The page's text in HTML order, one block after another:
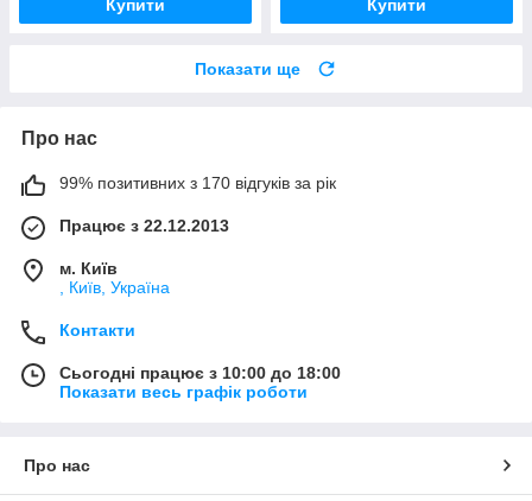
Купити Купити
Показати ще
Про нас
99% позитивних з 170 відгуків за рік
Працює з 22.12.2013
м. Київ
, Київ, Україна
Контакти
Сьогодні працює з 10:00 до 18:00
Показати весь графік роботи
Про нас